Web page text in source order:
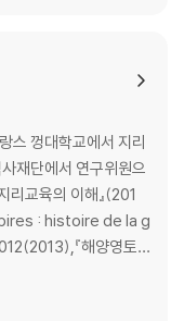
리적 조건?
스 껑대학교에서 지리
재단에서 연구위원으
리교육의 이해』(201
: histoire de la g
『해양영토
동해와 독도』(201
1886-2016』